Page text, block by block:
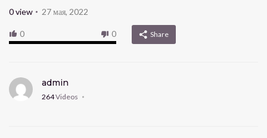
0view 27 мая, 2022
0 0 Share
admin
264Videos